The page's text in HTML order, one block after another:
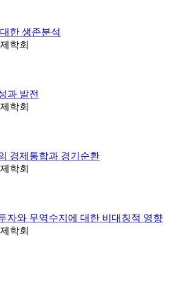
한 생존분석
학회
과 발전
학회
경제통합과 경기순환
학회
자와 무역수지에 대한 비대칭적 영향
학회